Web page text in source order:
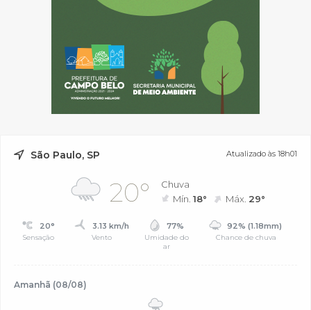
São Paulo, SP Atualizado às 18h01
20°
Chuva
Mín.18° Máx. 29°
20°
Sensação
3.13 km/h
Vento
77%
Umidade do
ar
92% (1.18mm)
Chance de chuva
Amanhã (08/08)